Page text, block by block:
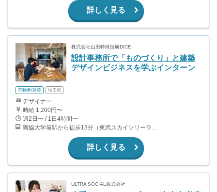
詳しく見る
株式会社山田特殊技研DICE
設計事務所で「ものづくり」と建築
デザインビジネスを学ぶインターン
不動産/建築 埼玉県
デザイナー
時給 1,200円〜
週2日〜 / 1日4時間〜
詳しく見る
ULTRA SOCIAL株式会社